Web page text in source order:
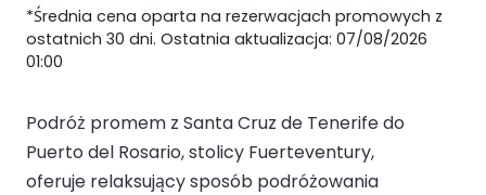
*Średnia cena oparta na rezerwacjach promowych z
ostatnich 30 dni. Ostatnia aktualizacja: 07/08/2026
01:00
Podróż promem z Santa Cruz de Tenerife do
Puerto del Rosario, stolicy Fuerteventury,
oferuje relaksujący sposób podróżowania